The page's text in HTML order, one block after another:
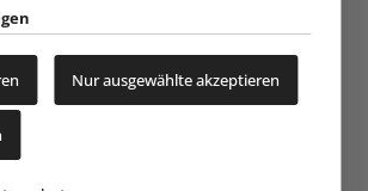
Nur ausgewählte akzeptieren
Magazin
Professional“ (EAP)
über das Geschehen in der
Ihnen mit seinem kompetenten